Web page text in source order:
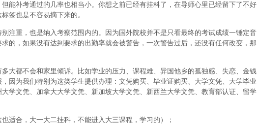
能补考通过的几率也相当小。你想之前已经有挂科了，在导师心里已经留下了不好
签也是不容易摘下来的。
注重，也是纳入考察范围内的。因为国外院校并不是只看最终的考试成绩一锤定音
的，如果没有达到要求的出勤率就会被警告，一次警告过后，还没有任何改变，那
大都不会和家里倾诉。比如学业的压力、课程难、异国他乡的孤独感、失恋、金钱
因为我们特别为这类学生提供办理：文凭购买、毕业证购买、大学文凭、大学毕业
学文凭、加拿大大学文凭、新加坡大学文凭、新西兰大学文凭、教育部认证、留学
适合，大一大二挂科，不能进入大三课程，学习的）；